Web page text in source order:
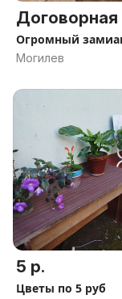
Договорная
Огромный
Могилев
5 р.
Цветы по 5 руб